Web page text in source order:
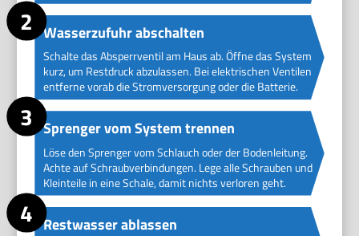
Wasserzufuhr abschalten
Schalte das Absperrventil am Haus ab. Öffne das System
kurz, um Restdruck abzulassen. Bei elektrischen Ventilen
entferne vorab die Stromversorgung oder die Batterie.
Sprenger vom System trennen
Löse den Sprenger vom Schlauch oder der Bodenleitung.
Achte auf Schraubverbindungen. Lege alle Schrauben und
Kleinteile in eine Schale, damit nichts verloren geht.
Restwasser ablassen